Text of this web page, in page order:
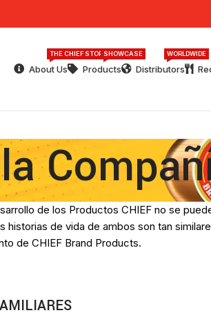
About Us
THE CHIEF STORY
Products
SHOWCASE
Distributors
WORLDWIDE
de los Productos CHIEF no se
historias de vida de ambos son tan
de CHIEF Brand Products.